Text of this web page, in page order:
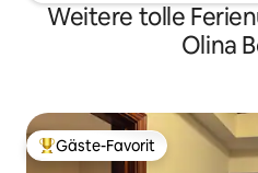
Weitere tolle
Olina
Beliebter Gäste-Favorit.
Gäste-Favorit